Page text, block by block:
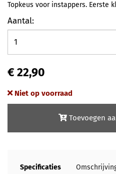
Topkeus voor instappers. Eerste
Aantal:
€ 22,90
Niet op voorraad
Toevoegen
Specificaties